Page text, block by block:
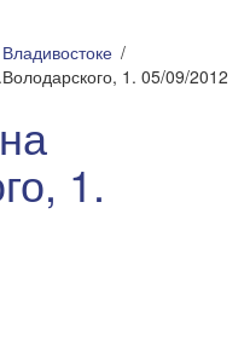
1. 05/09/2012
1.